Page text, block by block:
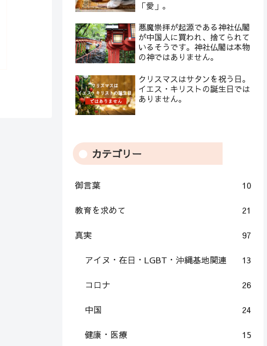
「愛」。
悪魔崇拝が起源である神社仏閣
が中国人に買われ、捨てられて
いるそうです。神社仏閣は本物
の神ではありません。
クリスマスはサタンを祝う日。
イエス・キリストの誕生日では
ありません。
カテゴリー
御言葉 10
教育を求めて 21
真実 97
アイヌ・在日・LGBT・沖縄基地関連 13
コロナ 26
中国 24
健康・医療 15